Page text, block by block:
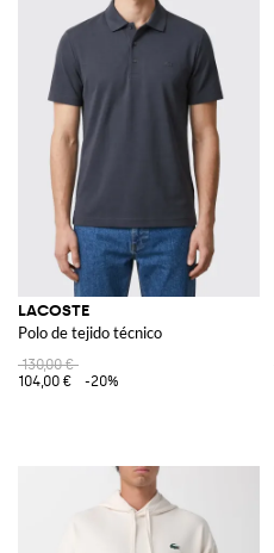
LACOSTE
Polo de tejido técnico
130,00 €
104,00 €
-20%